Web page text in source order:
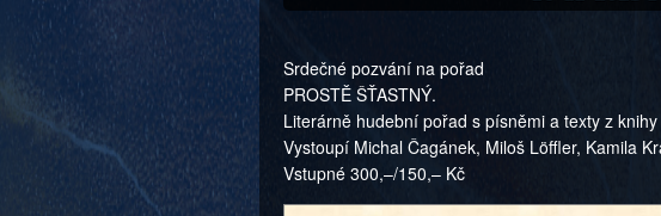
Srdečné pozvání na pořad
PROSTĚ ŠŤASTNÝ.
Literárně hudební pořad s písněmi a texty z knihy
Vystoupí Michal Čagánek, Miloš Löffler, Kamila
Vstupné 300,–/150,– Kč